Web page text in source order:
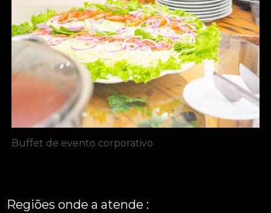
Buffet de evento corporativo
Regiões onde a atende :